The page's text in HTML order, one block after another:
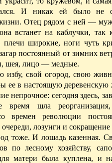
И никак ей было не
жизни. Отец рядом с ней —
встанет на каблучки,так
плечи широкие, ноги чуть
постоян­ный от зимних
шея, лицо — медные.
избу, свой огород, свою
ее в настоящую
непрочное: сегодня здесь,
время шла
времен революции
лозунги и сокращение
тоже. И лошадь казенная.
по лесному хозяйству,
матери была куплена, и